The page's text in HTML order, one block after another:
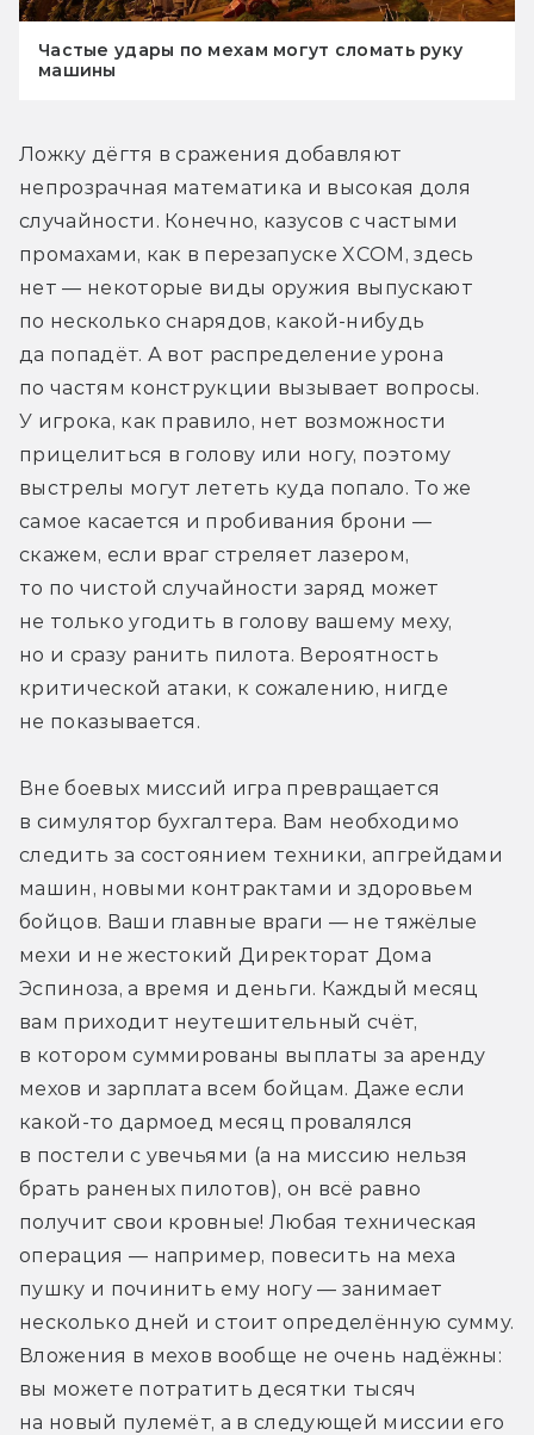
Частые удары по мехам могут сломать руку
машины
Ложку дёгтя в сражения добавляют
непрозрачная математика и высокая доля
случайности. Конечно, казусов с частыми
промахами, как в перезапуске XCOM, здесь
нет — некоторые виды оружия выпускают
по несколько снарядов, какой-нибудь
да попадёт. А вот распределение урона
по частям конструкции вызывает вопросы.
У игрока, как правило, нет возможности
прицелиться в голову или ногу, поэтому
выстрелы могут лететь куда попало. То же
самое касается и пробивания брони —
скажем, если враг стреляет лазером,
то по чистой случайности заряд может
не только угодить в голову вашему меху,
но и сразу ранить пилота. Вероятность
критической атаки, к сожалению, нигде
не показывается.
Вне боевых миссий игра превращается
в симулятор бухгалтера. Вам необходимо
следить за состоянием техники, апгрейдами
машин, новыми контрактами и здоровьем
бойцов. Ваши главные враги — не тяжёлые
мехи и не жестокий Директорат Дома
Эспиноза, а время и деньги. Каждый месяц
вам приходит неутешительный счёт,
в котором суммированы выплаты за аренду
мехов и зарплата всем бойцам. Даже если
какой-то дармоед месяц провалялся
в постели с увечьями (а на миссию нельзя
брать раненых пилотов), он всё равно
получит свои кровные! Любая техническая
операция — например, повесить на меха
пушку и починить ему ногу — занимает
несколько дней и стоит определённую сумму.
Вложения в мехов вообще не очень надёжны:
вы можете потратить десятки тысяч
на новый пулемёт, а в следующей миссии его